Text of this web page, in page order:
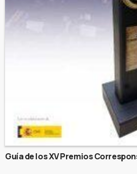
Guía de los XV Premios